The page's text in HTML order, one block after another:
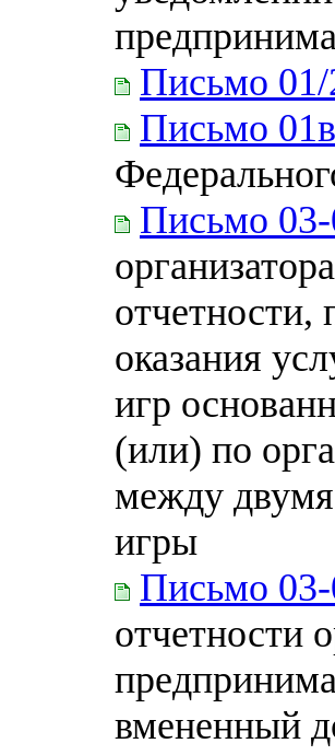
Письмо
Письмо
Письмо
отчетности,
оказания
игр
(или) по
между двумя
игры
Письмо
отчетности
вмененный